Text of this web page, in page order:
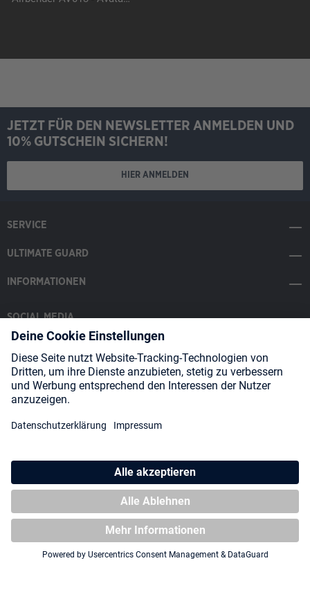
JETZT FÜR DEN NEWSLETTER ANMELDEN UND
10% GUTSCHEIN SICHERN!
HIER ANMELDEN
SERVICE
ULTIMATE GUARD
INFORMATIONEN
SOCIAL MEDIA
Payment Methods
Shipping
About us Blog Partners
ggf. Nachnahmegebühren, wenn nicht anders angegeben.